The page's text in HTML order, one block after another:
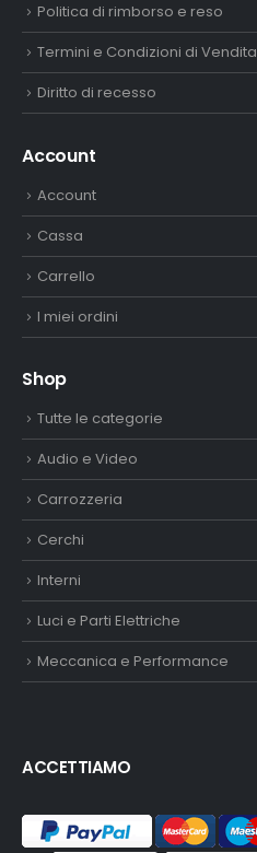
Politica di rimborso e reso
Termini e Condizioni di Vendita
Diritto di recesso
Account
Account
Cassa
Carrello
I miei ordini
Shop
Tutte le categorie
Audio e Video
Carrozzeria
Cerchi
Interni
Luci e Parti Elettriche
Meccanica e Performance
ACCETTIAMO